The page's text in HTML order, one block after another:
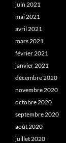
juin 2021
mai 2021
avril 2021
mars 2021
février 2021
janvier 2021
décembre 2020
novembre 2020
octobre 2020
septembre 2020
août 2020
juillet 2020